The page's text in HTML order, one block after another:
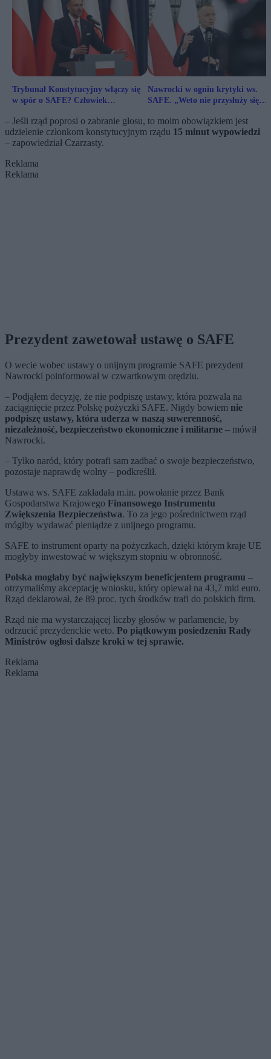
Trybunał Konstytucyjny włączy się
w spór o SAFE? Człowiek
Nawrocki w ogniu krytyki ws.
SAFE. „Weto nie przysłuży się
– Jeśli rząd poprosi o zabranie głosu, to moim obowiązkiem jest
udzielenie członkom konstytucyjnym rządu 15 minut wypowiedzi
– zapowiedział Czarzasty.
Reklama
Reklama
Prezydent zawetował ustawę o SAFE
O wecie wobec ustawy o unijnym programie SAFE prezydent
Nawrocki poinformował w czwartkowym orędziu.
– Podjąłem decyzję, że nie podpiszę ustawy, która pozwala na
zaciągnięcie przez Polskę pożyczki SAFE. Nigdy bowiem nie
podpiszę ustawy, która uderza w naszą suwerenność,
niezależność, bezpieczeństwo ekonomiczne i militarne – mówił
Nawrocki.
– Tylko naród, który potrafi sam zadbać o swoje bezpieczeństwo,
pozostaje naprawdę wolny – podkreślił.
Ustawa ws. SAFE zakładała m.in. powołanie przez Bank
Gospodarstwa Krajowego Finansowego Instrumentu
Zwiększenia Bezpieczeństwa. To za jego pośrednictwem rząd
mógłby wydawać pieniądze z unijnego programu.
SAFE to instrument oparty na pożyczkach, dzięki którym kraje UE
mogłyby inwestować w większym stopniu w obronność.
Polska mogłaby być największym beneficjentem programu –
otrzymaliśmy akceptację wniosku, który opiewał na 43,7 mld euro.
Rząd deklarował, że 89 proc. tych środków trafi do polskich firm.
Rząd nie ma wystarczającej liczby głosów w parlamencie, by
odrzucić prezydenckie weto. Po piątkowym posiedzeniu Rady
Ministrów ogłosi dalsze kroki w tej sprawie.
Reklama
Reklama